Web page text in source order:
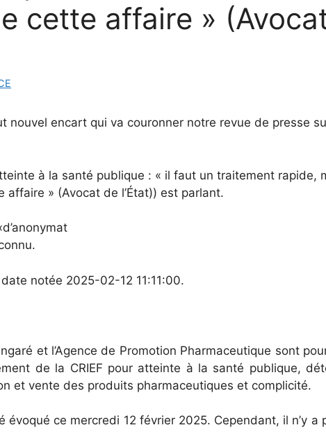
cette affaire »
nouvel encart qui va couronner notre revue de presse
à la santé publique : « il faut un traitement rapide,
» (Avocat de l’État)) est parlant.
notée 2025-02-12 11:11:00.
et l’Agence de Promotion Pharmaceutique sont
de la CRIEF pour atteinte à la santé publique,
et vente des produits pharmaceutiques et complicité.
évoqué ce mercredi 12 février 2025. Cependant, il n’y a